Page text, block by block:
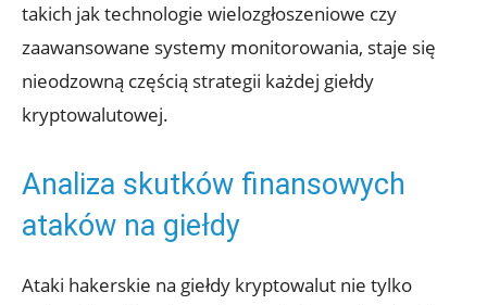
takich​ jak technologie wielozgłoszeniowe ⁤czy
zaawansowane systemy​ monitorowania, staje‍ się
nieodzowną częścią strategii każdej ‌giełdy
kryptowalutowej.
Analiza skutków finansowych
ataków na⁤ giełdy
Ataki hakerskie na giełdy kryptowalut nie tylko